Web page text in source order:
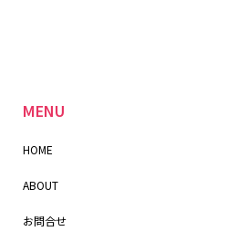
MENU
HOME
ABOUT
お問合せ